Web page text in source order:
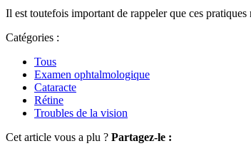
Il est toutefois important de rappeler que ces
Catégories :
Tous
Examen ophtalmologique
Cataracte
Rétine
Troubles de la vision
Cet article vous a plu ? Partagez-le :